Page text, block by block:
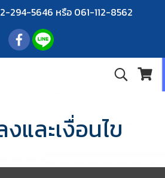
294-5646 หรือ 061-112-8562
และเงื่อนไข